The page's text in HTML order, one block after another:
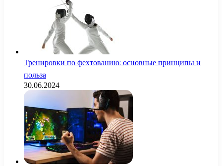
Тренировки по фехтованию: основные принципы и
польза
30.06.2024